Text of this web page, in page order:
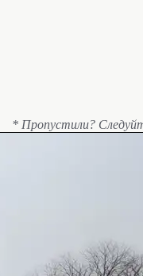
* Пропустили?